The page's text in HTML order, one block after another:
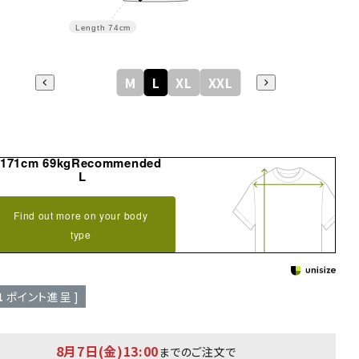
Length 74cm
M L XL XXL
171cm 69kgRecommended
L
Find out more on your body
type
ポイント進呈 ]
8月7日(金)13:00までのご注文で